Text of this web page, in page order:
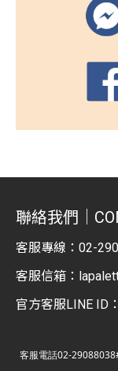
聯絡我們｜
客服專線： 02-
客服信箱：
官方客服LINE ID
客服電話02-